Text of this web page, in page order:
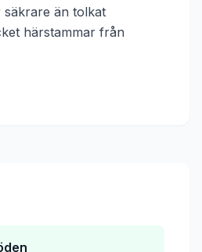
än tolkat
härstammar från